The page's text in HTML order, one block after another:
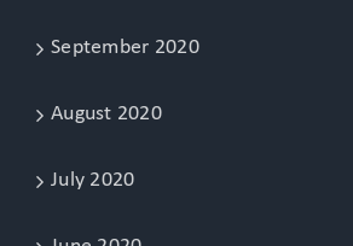
September 2020
August 2020
July 2020